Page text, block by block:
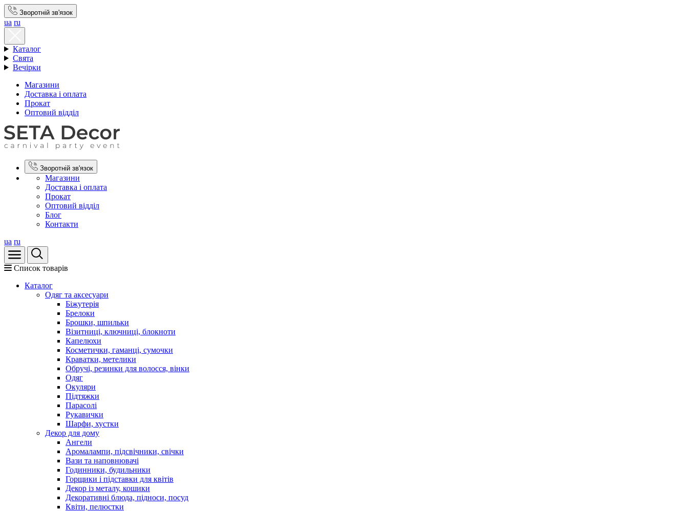
Зворотній зв'язок
ua ru
Каталог
Свята
Вечірки
Магазини
Доставка і оплата
Прокат
Оптовий відділ
Зворотній зв'язок
Магазини
Доставка і оплата
Прокат
Оптовий відділ
Блог
Контакти
ua ru
Список товарів
Каталог
Oдяг та аксесуари
Біжутерія
Брелоки
Брошки, шпильки
Візитниці, ключниці, блокноти
Капелюхи
Косметички, гаманці, сумочки
Краватки, метелики
Обручі, резинки для волосся, вінки
Одяг
Окуляри
Підтяжки
Парасолі
Рукавички
Шарфи, хустки
Декор для дому
Ангели
Аромалампи, підсвічники, свічки
Вази та наповнювачі
Годинники, будильники
Горщики і підставки для квітів
Декор із металу, кошики
Декоративні блюда, підноси, посуд
Квіти, пелюстки